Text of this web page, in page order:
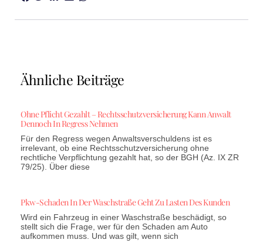
Ähnliche Beiträge
Ohne Pflicht Gezahlt – Rechtsschutzversicherung Kann Anwalt
Dennoch In Regress Nehmen
Für den Regress wegen Anwaltsverschuldens ist es
irrelevant, ob eine Rechtsschutzversicherung ohne
rechtliche Verpflichtung gezahlt hat, so der BGH (Az. IX ZR
79/25). Über diese
Pkw-Schaden In Der Waschstraße Geht Zu Lasten Des Kunden
Wird ein Fahrzeug in einer Waschstraße beschädigt, so
stellt sich die Frage, wer für den Schaden am Auto
aufkommen muss. Und was gilt, wenn sich